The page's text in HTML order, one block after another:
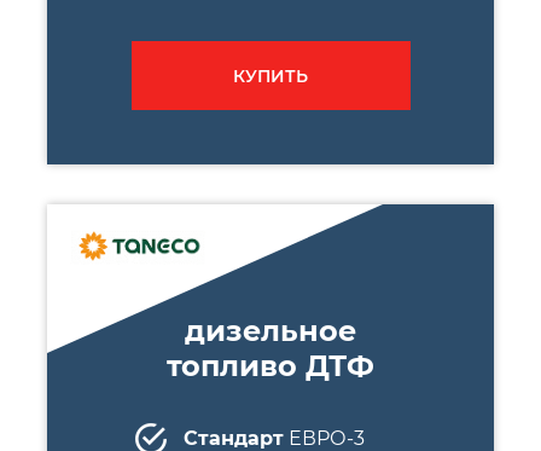
КУПИТЬ
дизельное
топливо ДТФ
СтандартЕВРО-3